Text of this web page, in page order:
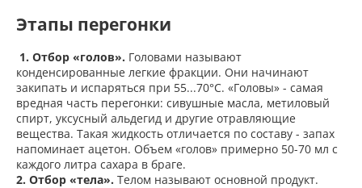
Этапы перегонки
1. Отбор «голов». Головами называют
конденсированные легкие фракции. Они начинают
закипать и испаряться при 55...70°С. «Головы» - самая
вредная часть перегонки: сивушные масла, метиловый
спирт, уксусный альдегид и другие отравляющие
вещества. Такая жидкость отличается по составу - запах
напоминает ацетон. Объем «голов» примерно 50-70 мл с
каждого литра сахара в браге.
2. Отбор «тела». Телом называют основной продукт.